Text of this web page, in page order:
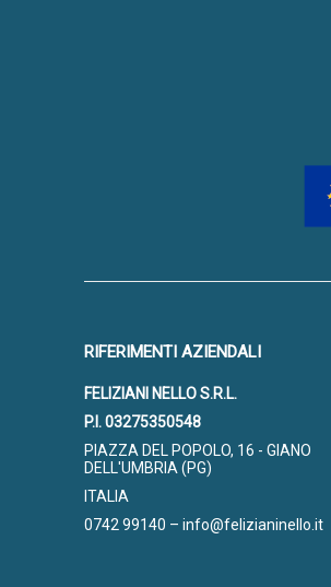
RIFERIMENTI AZIENDALI
FELIZIANI NELLO S.R.L.
P.I. 03275350548
PIAZZA DEL POPOLO, 16 - GIANO
DELL'UMBRIA (PG)
ITALIA
0742 99140 – info@felizianinello.it